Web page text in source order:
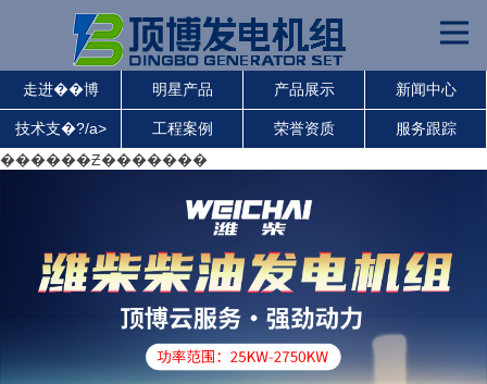
走进��博 明星产品 产品展示 新闻中心
技术支�?/a> 工程案例 荣誉资质 服务跟踪
静音发电机组
潍柴发电机组
珀金斯发电机组
沃尔沃发甉|���l?
��h��斯柴油发甉|���l?
上柴发电机组
玉柴发电机组
������Ƶ�������